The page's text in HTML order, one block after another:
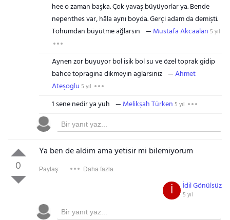
hee o zaman başka. Çok yavaş büyüyorlar ya. Bende
nepenthes var, hâla aynı boyda. Gerçi adam da demişti.
Tohumdan büyütme ağlarsın
Mustafa Akcaalan 5 yıl
Aynen zor buyuyor bol isik bol su ve özel toprak gidip
bahce topragina dikmeyin aglarsiniz
Ahmet
Ateşoglu 5 yıl
1 sene nedir ya yuh Melikşah Türken 5 yıl
0
Ya ben de aldim ama yetisir mi bilemiyorum
Paylaş: Daha fazla
İdil Gönülsüz
5 yıl
İ